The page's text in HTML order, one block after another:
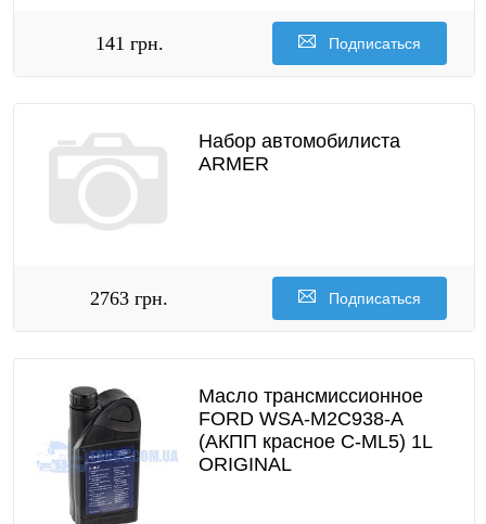
141 грн. Подписаться
Набор автомобилиста
ARMER
2763 грн. Подписаться
Масло трансмиссионное
FORD WSA-M2C938-A
(АКПП красное C-ML5) 1L
ORIGINAL